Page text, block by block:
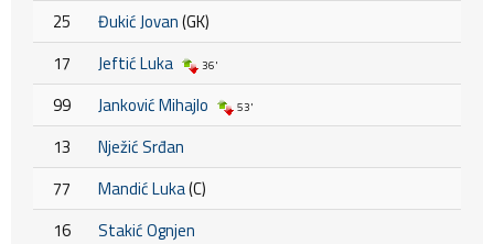
25 Đukić Jovan(GK)
17
Jeftić Luka 36'
99 Janković Mihajlo 53'
13
Nježić Srđan
77
Mandić Luka(C)
16
Stakić Ognjen